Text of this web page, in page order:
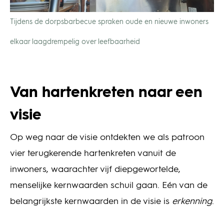
Tijdens de dorpsbarbecue spraken oude en nieuwe inwoners
elkaar laagdrempelig over leefbaarheid
Van hartenkreten naar een
visie
Op weg naar de visie ontdekten we als patroon
vier terugkerende hartenkreten vanuit de
inwoners, waarachter vijf diepgewortelde,
menselijke kernwaarden schuil gaan. Eén van de
belangrijkste kernwaarden in de visie is erkenning.